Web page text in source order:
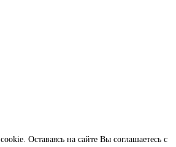
Оставаясь на сайте Вы соглашаетесь с